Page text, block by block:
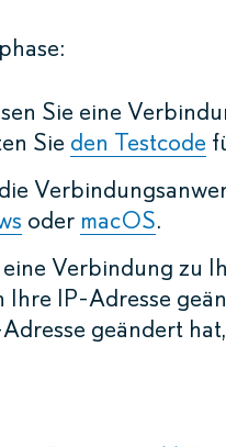
Sie eine
Sie den Testcode
oder macOS.
Verbindung zu
Ihre IP-Adresse
geändert